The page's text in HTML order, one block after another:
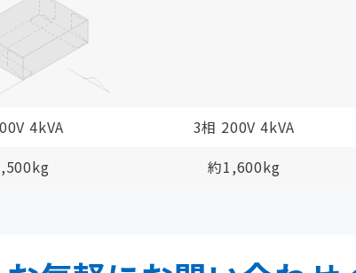
4kVA
3相 200V 4kVA
約1,600kg